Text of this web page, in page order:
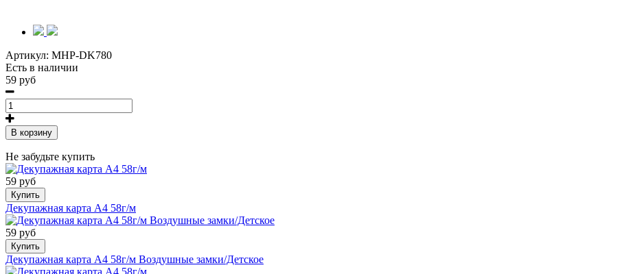
Артикул: MHP-DK780
Есть в наличии
59 руб
В корзину
Не забудьте купить
59 руб
Купить
Декупажная карта А4 58г/м
59 руб
Купить
Декупажная карта А4 58г/м Воздушные замки/Детское